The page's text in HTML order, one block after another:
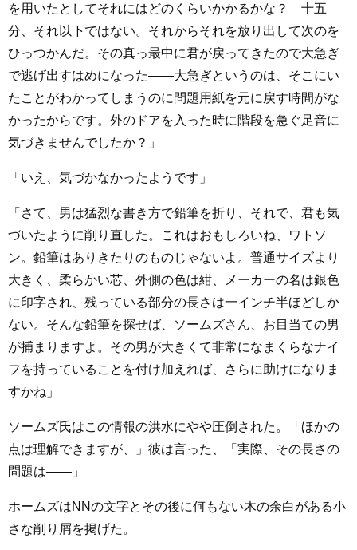
を用いたとしてそれにはどのくらいかかるかな？ 十五
分、それ以下ではない。それからそれを放り出して次のを
ひっつかんだ。その真っ最中に君が戻ってきたので大急ぎ
で逃げ出すはめになった――大急ぎというのは、そこにい
たことがわかってしまうのに問題用紙を元に戻す時間がな
かったからです。外のドアを入った時に階段を急ぐ足音に
気づきませんでしたか？」
「いえ、気づかなかったようです」
「さて、男は猛烈な書き方で鉛筆を折り、それで、君も気
づいたように削り直した。これはおもしろいね、ワトソ
ン。鉛筆はありきたりのものじゃないよ。普通サイズより
大きく、柔らかい芯、外側の色は紺、メーカーの名は銀色
に印字され、残っている部分の長さは一インチ半ほどしか
ない。そんな鉛筆を探せば、ソームズさん、お目当ての男
が捕まりますよ。その男が大きくて非常になまくらなナイ
フを持っていることを付け加えれば、さらに助けになりま
すかね」
ソームズ氏はこの情報の洪水にやや圧倒された。「ほかの
点は理解できますが、」彼は言った、「実際、その長さの
問題は――」
ホームズはNNの文字とその後に何もない木の余白がある小
さな削り屑を掲げた。